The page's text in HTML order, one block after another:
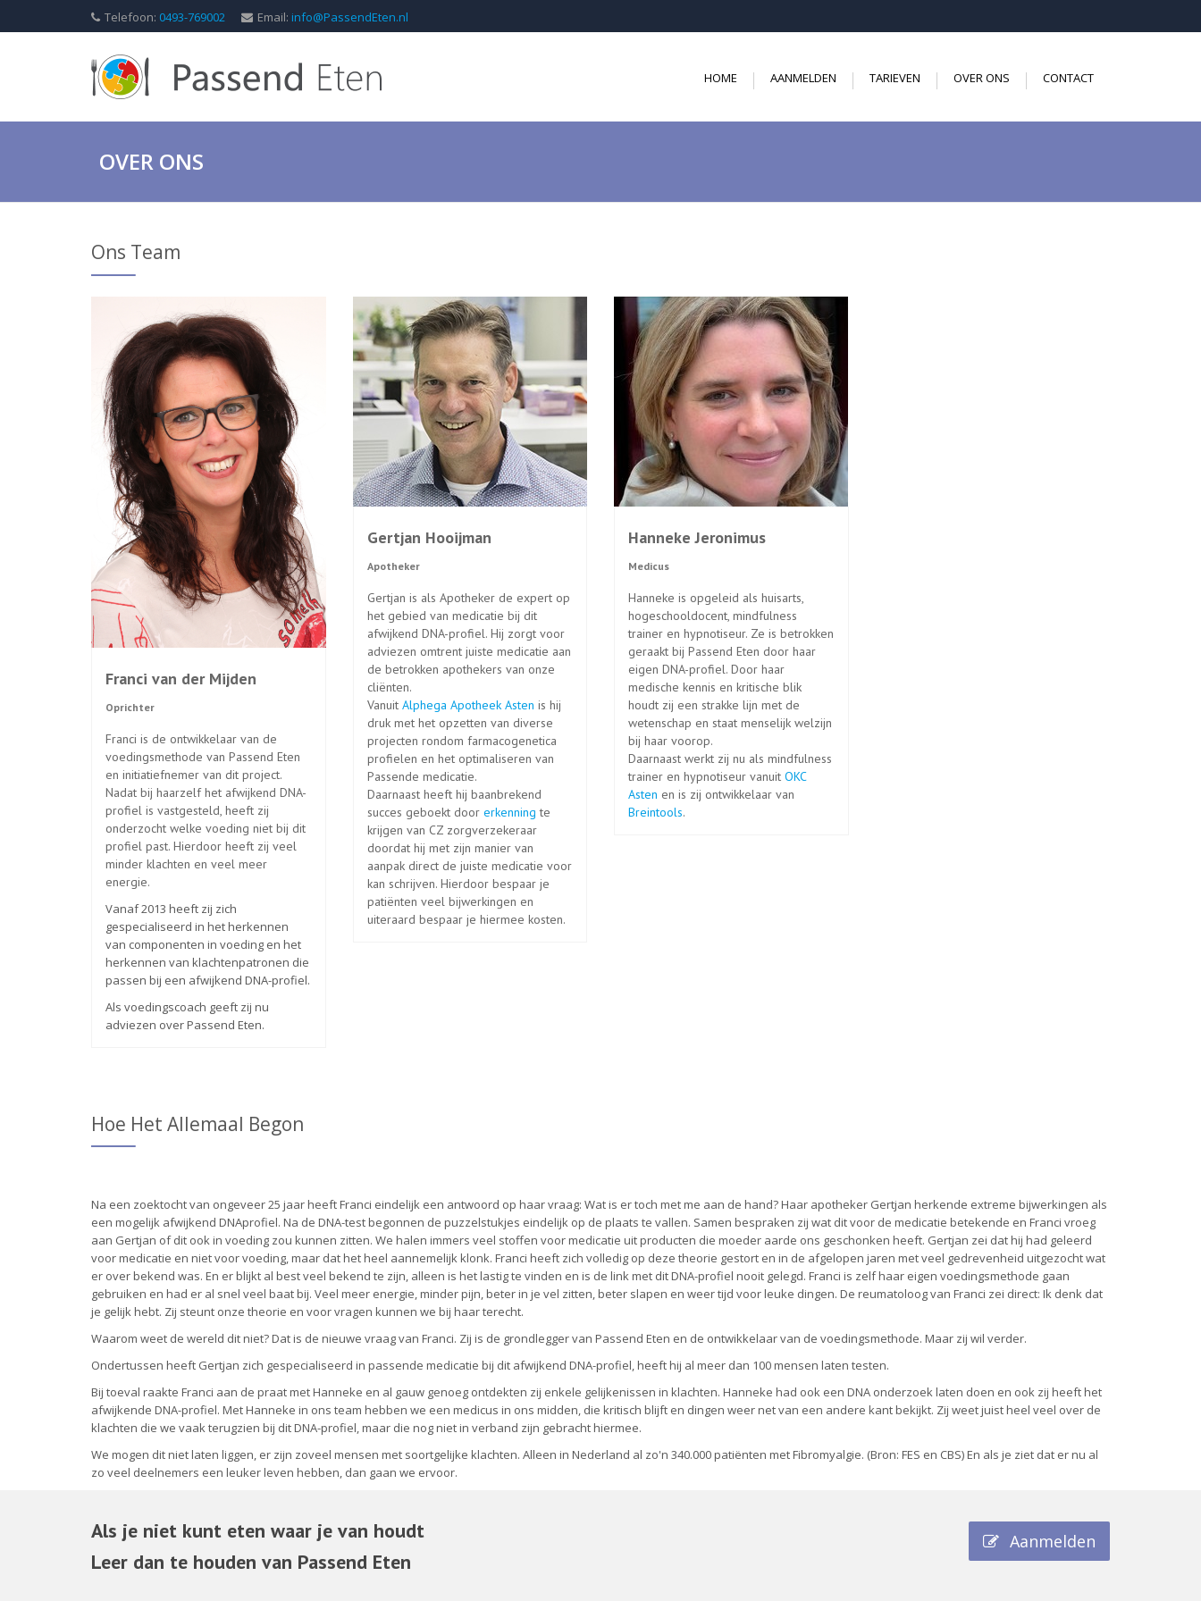
Telefoon: 0493-769002 Email: info@PassendEten.nl
HOME AANMELDEN TARIEVEN OVER ONS CONTACT
OVER ONS
Ons Team
Franci van der Mijden
Oprichter
Franci is de ontwikkelaar van de
voedingsmethode van Passend Eten
en initiatiefnemer van dit project.
Nadat bij haarzelf het afwijkend DNA-
profiel is vastgesteld, heeft zij
onderzocht welke voeding niet bij dit
profiel past. Hierdoor heeft zij veel
minder klachten en veel meer
energie.
Vanaf 2013 heeft zij zich
gespecialiseerd in het herkennen
van componenten in voeding en het
herkennen van klachtenpatronen die
passen bij een afwijkend DNA-profiel.
Als voedingscoach geeft zij nu
adviezen over Passend Eten.
Gertjan Hooijman
Apotheker
Gertjan is als Apotheker de expert op
het gebied van medicatie bij dit
afwijkend DNA-profiel. Hij zorgt voor
adviezen omtrent juiste medicatie aan
de betrokken apothekers van onze
cliënten.
Vanuit Alphega Apotheek Asten is hij
druk met het opzetten van diverse
projecten rondom farmacogenetica
profielen en het optimaliseren van
Passende medicatie.
Daarnaast heeft hij baanbrekend
succes geboekt door erkenning te
krijgen van CZ zorgverzekeraar
doordat hij met zijn manier van
aanpak direct de juiste medicatie voor
kan schrijven. Hierdoor bespaar je
patiënten veel bijwerkingen en
uiteraard bespaar je hiermee kosten.
Hanneke Jeronimus
Medicus
Hanneke is opgeleid als huisarts,
hogeschooldocent, mindfulness
trainer en hypnotiseur. Ze is betrokken
geraakt bij Passend Eten door haar
eigen DNA-profiel. Door haar
medische kennis en kritische blik
houdt zij een strakke lijn met de
wetenschap en staat menselijk welzijn
bij haar voorop.
Daarnaast werkt zij nu als mindfulness
trainer en hypnotiseur vanuit OKC
Asten en is zij ontwikkelaar van
Breintools.
Hoe Het Allemaal Begon
Na een zoektocht van ongeveer 25 jaar heeft Franci eindelijk een antwoord op haar vraag: Wat is er toch met me aan de hand? Haar apotheker Gertjan herkende extreme bijwerkingen als
een mogelijk afwijkend DNAprofiel. Na de DNA-test begonnen de puzzelstukjes eindelijk op de plaats te vallen. Samen bespraken zij wat dit voor de medicatie betekende en Franci vroeg
aan Gertjan of dit ook in voeding zou kunnen zitten. We halen immers veel stoffen voor medicatie uit producten die moeder aarde ons geschonken heeft. Gertjan zei dat hij had geleerd
voor medicatie en niet voor voeding, maar dat het heel aannemelijk klonk. Franci heeft zich volledig op deze theorie gestort en in de afgelopen jaren met veel gedrevenheid uitgezocht wat
er over bekend was. En er blijkt al best veel bekend te zijn, alleen is het lastig te vinden en is de link met dit DNA-profiel nooit gelegd. Franci is zelf haar eigen voedingsmethode gaan
gebruiken en had er al snel veel baat bij. Veel meer energie, minder pijn, beter in je vel zitten, beter slapen en weer tijd voor leuke dingen. De reumatoloog van Franci zei direct: Ik denk dat
je gelijk hebt. Zij steunt onze theorie en voor vragen kunnen we bij haar terecht.
Waarom weet de wereld dit niet? Dat is de nieuwe vraag van Franci. Zij is de grondlegger van Passend Eten en de ontwikkelaar van de voedingsmethode. Maar zij wil verder.
Ondertussen heeft Gertjan zich gespecialiseerd in passende medicatie bij dit afwijkend DNA-profiel, heeft hij al meer dan 100 mensen laten testen.
Bij toeval raakte Franci aan de praat met Hanneke en al gauw genoeg ontdekten zij enkele gelijkenissen in klachten. Hanneke had ook een DNA onderzoek laten doen en ook zij heeft het
afwijkende DNA-profiel. Met Hanneke in ons team hebben we een medicus in ons midden, die kritisch blijft en dingen weer net van een andere kant bekijkt. Zij weet juist heel veel over de
klachten die we vaak terugzien bij dit DNA-profiel, maar die nog niet in verband zijn gebracht hiermee.
We mogen dit niet laten liggen, er zijn zoveel mensen met soortgelijke klachten. Alleen in Nederland al zo'n 340.000 patiënten met Fibromyalgie. (Bron: FES en CBS) En als je ziet dat er nu al
zo veel deelnemers een leuker leven hebben, dan gaan we ervoor.
Als je niet kunt eten waar je van houdt
Leer dan te houden van Passend Eten
Aanmelden